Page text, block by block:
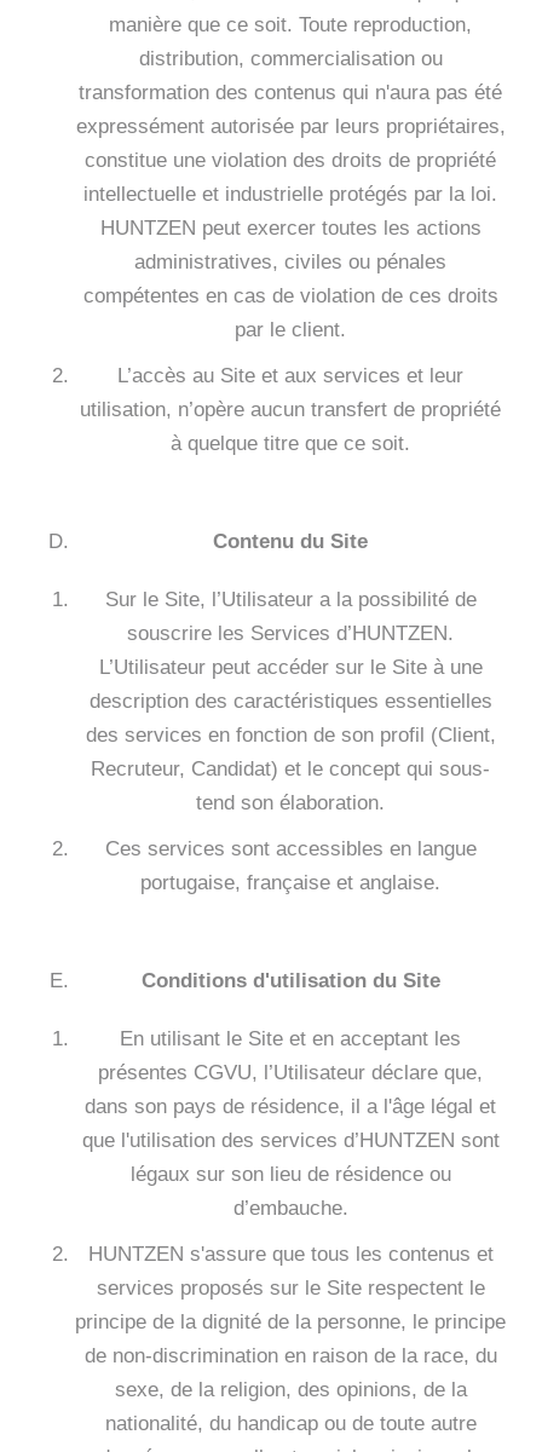
manière que ce soit. Toute reproduction,
distribution, commercialisation ou
transformation des contenus qui n'aura pas été
expressément autorisée par leurs propriétaires,
constitue une violation des droits de propriété
intellectuelle et industrielle protégés par la loi.
HUNTZEN peut exercer toutes les actions
administratives, civiles ou pénales
compétentes en cas de violation de ces droits
par le client.
L’accès au Site et aux services et leur
utilisation, n’opère aucun transfert de propriété
à quelque titre que ce soit.
Contenu du Site
Sur le Site, l’Utilisateur a la possibilité de
souscrire les Services d’HUNTZEN.
L’Utilisateur peut accéder sur le Site à une
description des caractéristiques essentielles
des services en fonction de son profil (Client,
Recruteur, Candidat) et le concept qui sous-
tend son élaboration.
Ces services sont accessibles en langue
portugaise, française et anglaise.
Conditions d'utilisation du Site
En utilisant le Site et en acceptant les
présentes CGVU, l’Utilisateur déclare que,
dans son pays de résidence, il a l'âge légal et
que l'utilisation des services d’HUNTZEN sont
légaux sur son lieu de résidence ou
d’embauche.
HUNTZEN s'assure que tous les contenus et
services proposés sur le Site respectent le
principe de la dignité de la personne, le principe
de non-discrimination en raison de la race, du
sexe, de la religion, des opinions, de la
nationalité, du handicap ou de toute autre